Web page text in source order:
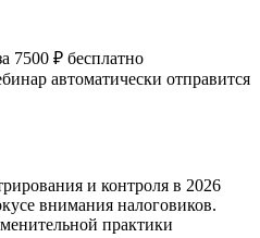
7500 ₽ бесплатно
автоматически отправится
и контроля в 2026
внимания налоговиков.
практики